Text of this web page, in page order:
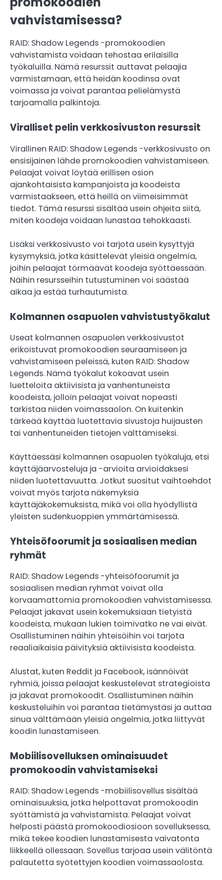
vahvistamisessa?
RAID: Shadow Legends -promokoodien
vahvistamista voidaan tehostaa erilaisilla
työkaluilla. Nämä resurssit auttavat pelaajia
varmistamaan, että heidän koodinsa ovat
voimassa ja voivat parantaa pelielämystä
tarjoamalla palkintoja.
Viralliset pelin verkkosivuston resurssit
Virallinen RAID: Shadow Legends -verkkosivusto on
ensisijainen lähde promokoodien vahvistamiseen.
Pelaajat voivat löytää erillisen osion
ajankohtaisista kampanjoista ja koodeista
varmistaakseen, että heillä on viimeisimmät
tiedot. Tämä resurssi sisältää usein ohjeita siitä,
miten koodeja voidaan lunastaa tehokkaasti.
Lisäksi verkkosivusto voi tarjota usein kysyttyjä
kysymyksiä, jotka käsittelevät yleisiä ongelmia,
joihin pelaajat törmäävät koodeja syöttäessään.
Näihin resursseihin tutustuminen voi säästää
aikaa ja estää turhautumista.
Kolmannen osapuolen vahvistustyökalut
Useat kolmannen osapuolen verkkosivustot
erikoistuvat promokoodien seuraamiseen ja
vahvistamiseen peleissä, kuten RAID: Shadow
Legends. Nämä työkalut kokoavat usein
luetteloita aktiivisista ja vanhentuneista
koodeista, jolloin pelaajat voivat nopeasti
tarkistaa niiden voimassaolon. On kuitenkin
tärkeää käyttää luotettavia sivustoja huijausten
tai vanhentuneiden tietojen välttämiseksi.
Käyttäessäsi kolmannen osapuolen työkaluja, etsi
käyttäjäarvosteluja ja -arvioita arvioidaksesi
niiden luotettavuutta. Jotkut suositut vaihtoehdot
voivat myös tarjota näkemyksiä
käyttäjäkokemuksista, mikä voi olla hyödyllistä
yleisten sudenkuoppien ymmärtämisessä.
Yhteisöfoorumit ja sosiaalisen median
ryhmät
RAID: Shadow Legends -yhteisöfoorumit ja
sosiaalisen median ryhmät voivat olla
korvaamattomia promokoodien vahvistamisessa.
Pelaajat jakavat usein kokemuksiaan tietyistä
koodeista, mukaan lukien toimivatko ne vai eivät.
Osallistuminen näihin yhteisöihin voi tarjota
reaaliaikaisia päivityksiä aktiivisista koodeista.
Alustat, kuten Reddit ja Facebook, isännöivät
ryhmiä, joissa pelaajat keskustelevat strategioista
ja jakavat promokoodit. Osallistuminen näihin
keskusteluihin voi parantaa tietämystäsi ja auttaa
sinua välttämään yleisiä ongelmia, jotka liittyvät
koodin lunastamiseen.
Mobiilisovelluksen ominaisuudet
promokoodin vahvistamiseksi
RAID: Shadow Legends -mobiilisovellus sisältää
ominaisuuksia, jotka helpottavat promokoodin
syöttämistä ja vahvistamista. Pelaajat voivat
helposti päästä promokoodiosioon sovelluksessa,
mikä tekee koodien lunastamisesta vaivatonta
liikkeellä ollessaan. Sovellus tarjoaa usein välitöntä
palautetta syötettyjen koodien voimassaolosta.